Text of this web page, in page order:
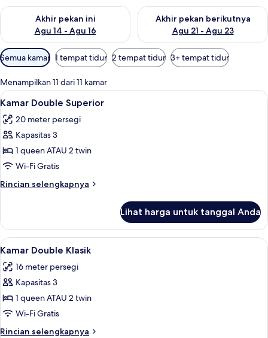
Akhir pekan ini
Agu 14 - Agu 16
Periksa ketersediaan untuk akhir pekan ini Agu 14 - Agu 16
Akhir pekan berikutnya
Agu 21 - Agu 23
Periksa ketersediaan untuk
Filter
tersedia
untuk
kamar
Semua kamar 1 tempat tidur 2 tempat tidur 3+ tempat tidur
Menampilkan 11 dari 11 kamar
Lihat
semua
foto
untuk
Kamar
Double
Superior
Minibar, brankas, meja kerja, dan
5
Kamar Double Superior
20 meter persegi
Kapasitas 3
1 queen ATAU 2 twin
Wi-Fi Gratis
Rincian selengkapnya
Rincian
Kamar
Double
Superior
Lihat harga untuk tanggal Anda
Lihat
semua
foto
untuk
Kamar
Double
Klasik
Kamar Double Klasik | Minibar,
5
Kamar Double Klasik
16 meter persegi
Kapasitas 3
1 queen ATAU 2 twin
Wi-Fi Gratis
Rincian selengkapnya
Rincian